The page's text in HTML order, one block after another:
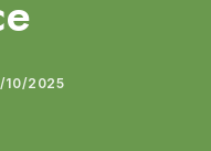
10/2025